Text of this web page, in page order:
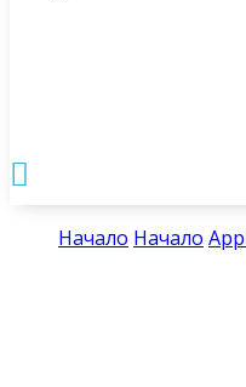

Начало Начало